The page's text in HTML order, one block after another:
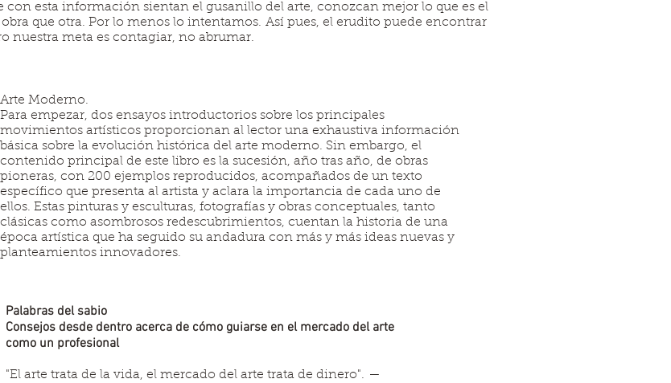
con esta información sientan el gusanillo del arte, conozcan mejor lo que es el
que otra. Por lo menos lo intentamos. Así pues, el erudito puede encontrar
nuestra meta es contagiar, no abrumar.
Arte Moderno.
Para empezar, dos ensayos introductorios sobre los principales
movimientos artísticos proporcionan al lector una exhaustiva información
básica sobre la evolución histórica del arte moderno. Sin embargo, el
contenido principal de este libro es la sucesión, año tras año, de obras
pioneras, con 200 ejemplos reproducidos, acompañados de un texto
específico que presenta al artista y aclara la importancia de cada uno de
ellos. Estas pinturas y esculturas, fotografías y obras conceptuales, tanto
clásicas como asombrosos redescubrimientos, cuentan la historia de una
época artística que ha seguido su andadura con más y más ideas nuevas y
planteamientos innovadores.
Palabras del sabio
Consejos desde dentro acerca de cómo guiarse en el mercado del arte
como un profesional
"El arte trata de la vida, el mercado del arte trata de dinero". —